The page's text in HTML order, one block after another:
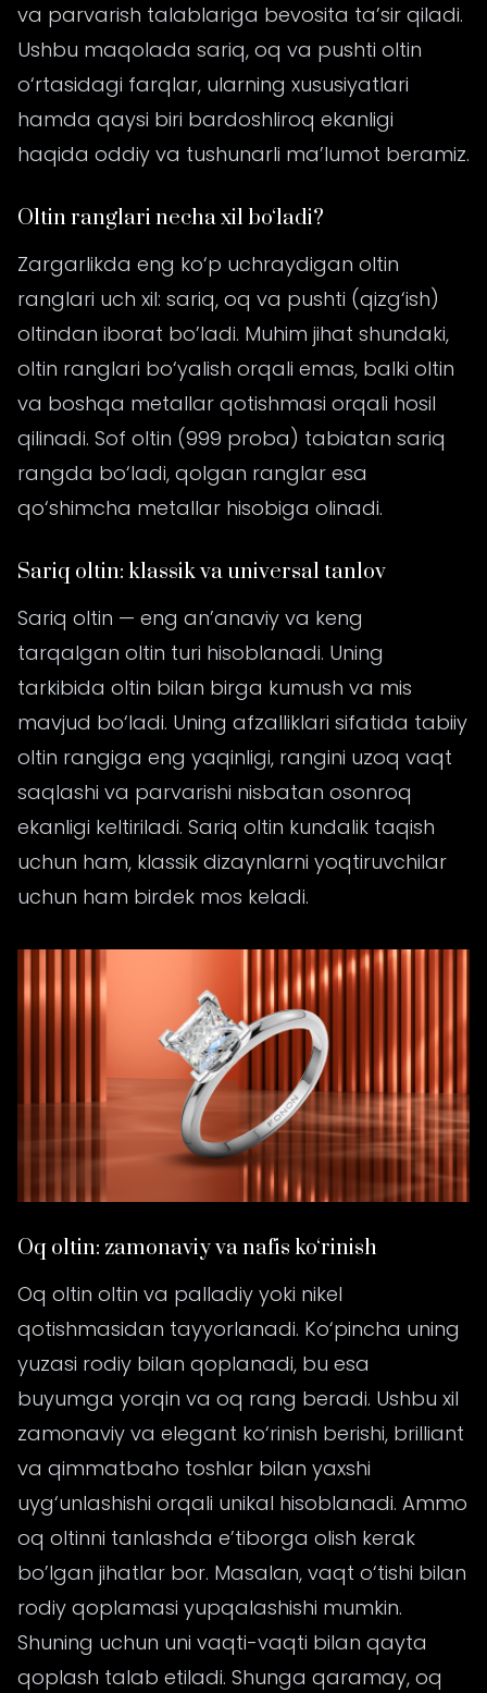
va parvarish talablariga bevosita ta’sir qiladi.
Ushbu maqolada sariq, oq va pushti oltin
o‘rtasidagi farqlar, ularning xususiyatlari
hamda qaysi biri bardoshliroq ekanligi
haqida oddiy va tushunarli ma’lumot beramiz.
Oltin ranglari necha xil bo‘ladi?
Zargarlikda eng ko‘p uchraydigan oltin
ranglari uch xil: sariq, oq va pushti (qizg‘ish)
oltindan iborat bo’ladi. Muhim jihat shundaki,
oltin ranglari bo‘yalish orqali emas, balki oltin
va boshqa metallar qotishmasi orqali hosil
qilinadi. Sof oltin (999 proba) tabiatan sariq
rangda bo‘ladi, qolgan ranglar esa
qo‘shimcha metallar hisobiga olinadi.
Sariq oltin: klassik va universal tanlov
Sariq oltin — eng an’anaviy va keng
tarqalgan oltin turi hisoblanadi. Uning
tarkibida oltin bilan birga kumush va mis
mavjud bo‘ladi. Uning afzalliklari sifatida tabiiy
oltin rangiga eng yaqinligi, rangini uzoq vaqt
saqlashi va parvarishi nisbatan osonroq
ekanligi keltiriladi. Sariq oltin kundalik taqish
uchun ham, klassik dizaynlarni yoqtiruvchilar
uchun ham birdek mos keladi.
Oq oltin: zamonaviy va nafis ko‘rinish
Oq oltin oltin va palladiy yoki nikel
qotishmasidan tayyorlanadi. Ko‘pincha uning
yuzasi rodiy bilan qoplanadi, bu esa
buyumga yorqin va oq rang beradi. Ushbu xil
zamonaviy va elegant ko‘rinish berishi, brilliant
va qimmatbaho toshlar bilan yaxshi
uyg‘unlashishi orqali unikal hisoblanadi. Ammo
oq oltinni tanlashda e’tiborga olish kerak
bo’lgan jihatlar bor. Masalan, vaqt o‘tishi bilan
rodiy qoplamasi yupqalashishi mumkin.
Shuning uchun uni vaqti-vaqti bilan qayta
qoplash talab etiladi. Shunga qaramay, oq